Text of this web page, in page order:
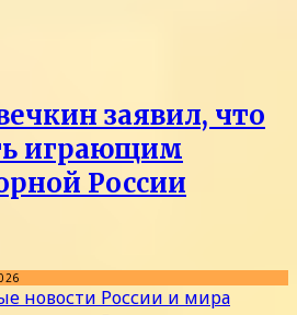
заявил, что
играющим
России